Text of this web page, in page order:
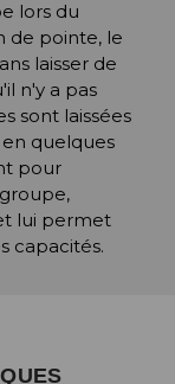
lors du
de pointe, le
laisser de
n'y a pas
sont laissées
quelques
pour
lui permet
capacités.